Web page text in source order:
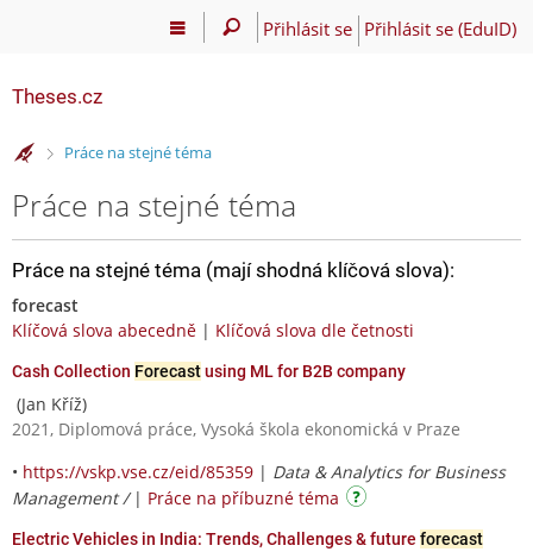
Přihlásit se Přihlásit se (EduID)
Theses.cz
>Práce na stejné téma
Práce na stejné téma
Práce na stejné téma (mají shodná klíčová slova):
forecast
Klíčová slova abecedně | Klíčová slova dle četnosti
Cash Collection Forecastusing ML for B2B company
(Jan Kříž)
2021, Diplomová práce, Vysoká škola ekonomická v Praze
• https://vskp.vse.cz/eid/85359 | Data & Analytics for Business
Management / | Práce na příbuzné téma
Electric Vehicles in India: Trends, Challenges & future forecast